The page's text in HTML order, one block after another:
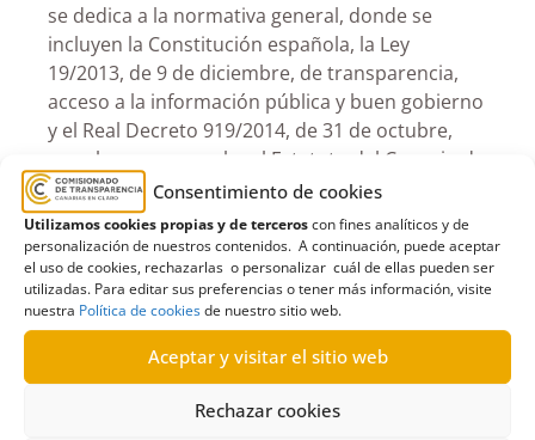
Consentimiento de cookies
Utilizamos cookies propias y de terceroscon fines analíticos y de
personalización de nuestros contenidos. A continuación, puede aceptar
el uso de cookies, rechazarlas o personalizar cuál de ellas pueden ser
utilizadas. Para editar sus preferencias o tener más información, visite
nuestra Política de cookiesde nuestro sitio web.
Aceptar y visitar el sitio web
Rechazar cookies
se dedica a la normativa general, donde se
incluyen la Constitución española, la Ley
19/2013, de 9 de diciembre, de transparencia,
acceso a la información pública y buen gobierno
y el Real Decreto 919/2014, de 31 de octubre,
por el que se aprueba el Estatuto del Consejo de
Transparencia y Buen Gobierno. Por su parte, el
capítulo II recoge la normativa estatal sectorial,
que se subdivide a su vez en treinta y seis
apartados según las materias, desde Cámaras
Oficiales de Comercio a Urbanismo.